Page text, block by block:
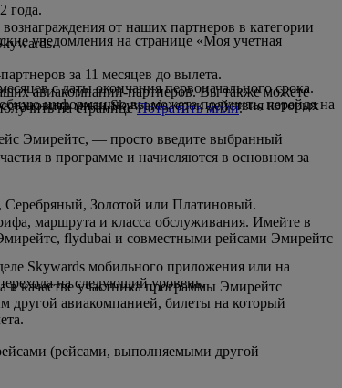
года.
уведомления на странице «Моя учетная
с даты окончания первоначального срока.
информацию вы можете получить, перейдя на
от наших партнеров в категории
за 11 месяцев до вылета.
мили Skywards, срок действия которых
авиакомпаний-партнеров. Вы также можете
на страницеПотратить мили.
Эмирейтс, — просто введите выбранный
в программе и начисляются в основном за
Серебряный, Золотой или Платиновый.
Skywards мобильного приложения или на
на следующий уровень.
маршрута и класса обслуживания. Имейте в
flydubai и совместными рейсами Эмирейтс
в качестве участника программы Эмирейтс
другой авиакомпанией, билеты на который
(рейсами, выполняемыми другой